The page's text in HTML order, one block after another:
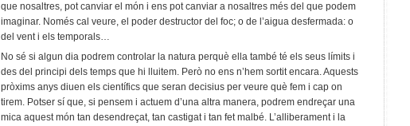
que nosaltres, pot canviar el món i ens pot canviar a nosaltres més del que podem
imaginar. Només cal veure, el poder destructor del foc; o de l’aigua desfermada: o
del vent i els temporals…
No sé si algun dia podrem controlar la natura perquè ella també té els seus límits i
des del principi dels temps que hi lluitem. Però no ens n’hem sortit encara. Aquests
pròxims anys diuen els científics que seran decisius per veure què fem i cap on
tirem. Potser sí que, si pensem i actuem d’una altra manera, podrem endreçar una
mica aquest món tan desendreçat, tan castigat i tan fet malbé. L’alliberament i la